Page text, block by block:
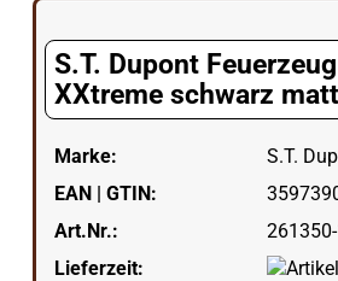
S.T. Dupont
XXtreme schwarz
Marke:
S.T.
EAN | GTIN:
Art.Nr.:
Lieferzeit: